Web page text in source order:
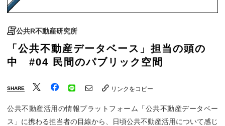
公共R不動産研究所
「公共不動産データベース」担当の頭の
中 #04 民間のパブリック空間
SHARE リンクをコピー
公共不動産活用の情報プラットフォーム「公共不動産データベー
ス」に携わる担当者の目線から、日頃公共不動産活用について感じ